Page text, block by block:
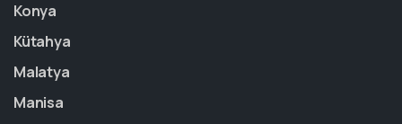
Konya
Kütahya
Malatya
Manisa